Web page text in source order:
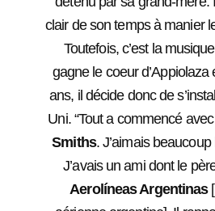
clair de son temps à manier
Toutefois, c’est la
gagne le coeur d’Appiolaza
ans, il décide donc de
Uni. “Tout a commencé avec
Smiths. J’aimais
J’avais un ami dont le
Aerolíneas Argentinas